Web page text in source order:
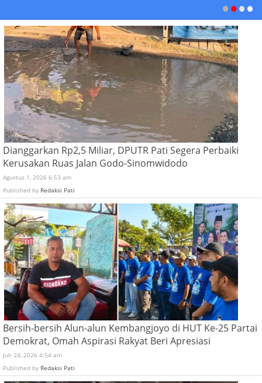
Dianggarkan Rp2,5 Miliar, DPUTR Pati Segera Perbaiki
Kerusakan Ruas Jalan Godo-Sinomwidodo
Agustus 1, 2026 6:53 am
Published by Redaksi Pati
Bersih-bersih Alun-alun Kembangjoyo di HUT Ke-25 Partai
Demokrat, Omah Aspirasi Rakyat Beri Apresiasi
Juli 24, 2026 4:54 am
Published by Redaksi Pati